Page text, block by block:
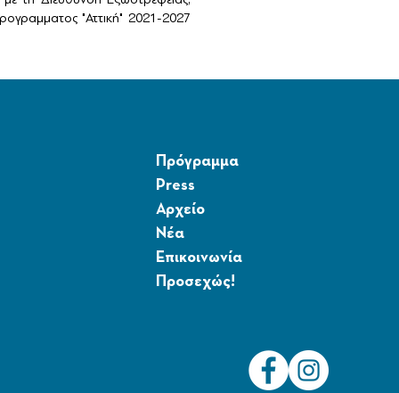
"Αττική" 2021-2027
Πρόγραμμα
Press
Αρχείο
Νέα
Επικοινωνία
Προσεχώς!